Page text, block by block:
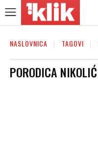
NASLOVNICA TAGOVI
PORODICA NIKOLIĆ